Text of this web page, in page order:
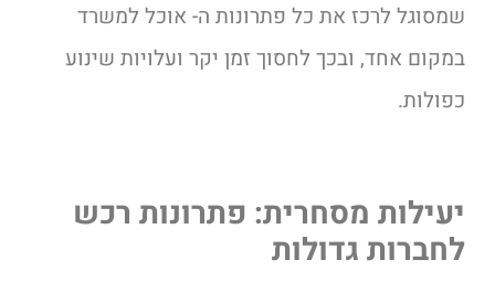
שמסוגל לרכז את כל פתרונות ה- אוכל למשרד
במקום אחד, ובכך לחסוך זמן יקר ועלויות שינוע
כפולות.
יעילות מסחרית: פתרונות רכש
לחברות גדולות